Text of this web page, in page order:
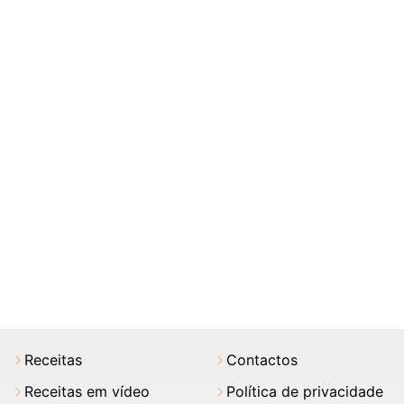
Receitas
Receitas em vídeo
Contactos
Política de privacidade